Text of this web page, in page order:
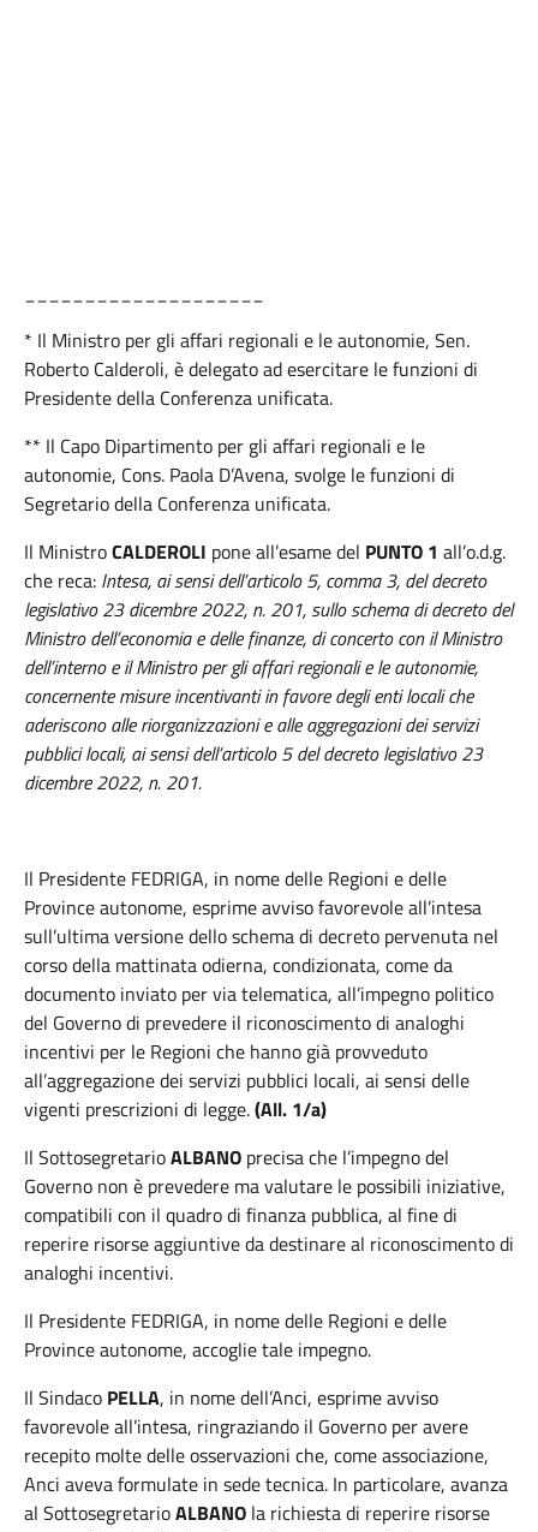
* Il Ministro per gli affari regionali e le autonomie, Sen.
Roberto Calderoli, è delegato ad esercitare le funzioni di
Presidente della Conferenza unificata.
** Il Capo Dipartimento per gli affari regionali e le
autonomie, Cons. Paola D’Avena, svolge le funzioni di
Segretario della Conferenza unificata.
Il MinistroCALDEROLI pone all’esame del PUNTO 1 all’o.d.g.
che reca: Intesa, ai sensi dell’articolo 5, comma 3, del decreto
legislativo 23 dicembre 2022, n. 201, sullo schema di decreto del
Ministro dell’economia e delle finanze, di concerto con il Ministro
dell’interno e il Ministro per gli affari regionali e le autonomie,
concernente misure incentivanti in favore degli enti locali che
aderiscono alle riorganizzazioni e alle aggregazioni dei servizi
pubblici locali, ai sensi dell’articolo 5 del decreto legislativo 23
dicembre 2022, n. 201.
Il Presidente FEDRIGA, in nome delle Regioni e delle
Province autonome, esprime avviso favorevole all’intesa
sull’ultima versione dello schema di decreto pervenuta nel
corso della mattinata odierna, condizionata, come da
documento inviato per via telematica, all’impegno politico
del Governo di prevedere il riconoscimento di analoghi
incentivi per le Regioni che hanno già provveduto
all’aggregazione dei servizi pubblici locali, ai sensi delle
vigenti prescrizioni di legge.(All. 1/a)
Il SottosegretarioALBANO precisa che l’impegno del
Governo non è prevedere ma valutare le possibili iniziative,
compatibili con il quadro di finanza pubblica, al fine di
reperire risorse aggiuntive da destinare al riconoscimento di
analoghi incentivi.
Il Presidente FEDRIGA, in nome delle Regioni e delle
Province autonome, accoglie tale impegno.
Il Sindaco PELLA, in nome dell’Anci, esprime avviso
favorevole all’intesa, ringraziando il Governo per avere
recepito molte delle osservazioni che, come associazione,
Anci aveva formulate in sede tecnica. In particolare, avanza
al SottosegretarioALBANO la richiesta di reperire risorse